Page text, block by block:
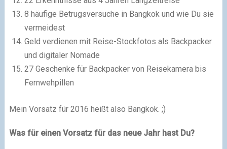
8 häufige Betrugsversuche in Bangkok und wie Du sie
vermeidest
Geld verdienen mit Reise-Stockfotos als Backpacker
und digitaler Nomade
27 Geschenke für Backpacker von Reisekamera bis
Fernwehpillen
Mein Vorsatz für 2016 heißt also Bangkok. ;)
Was für einen Vorsatz für das neue Jahr hast Du?